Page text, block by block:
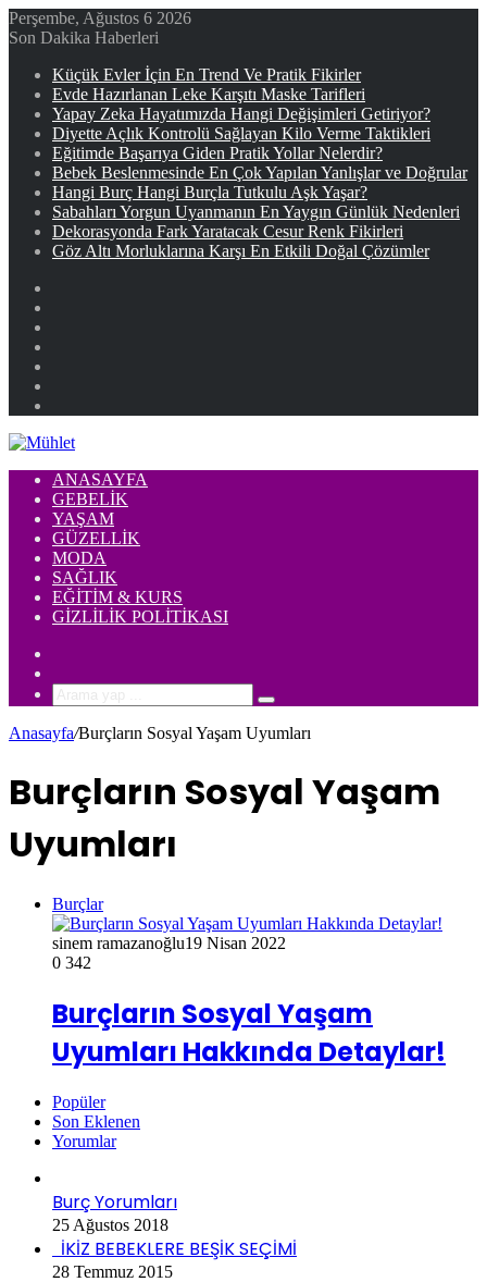
Perşembe, Ağustos 6 2026
Son Dakika Haberleri
Küçük Evler İçin En Trend Ve Pratik Fikirler
Evde Hazırlanan Leke Karşıtı Maske Tarifleri
Yapay Zeka Hayatımızda Hangi Değişimleri Getiriyor?
Diyette Açlık Kontrolü Sağlayan Kilo Verme Taktikleri
Eğitimde Başarıya Giden Pratik Yollar Nelerdir?
Bebek Beslenmesinde En Çok Yapılan Yanlışlar ve Doğrular
Hangi Burç Hangi Burçla Tutkulu Aşk Yaşar?
Sabahları Yorgun Uyanmanın En Yaygın Günlük Nedenleri
Dekorasyonda Fark Yaratacak Cesur Renk Fikirleri
Göz Altı Morluklarına Karşı En Etkili Doğal Çözümler
ANASAYFA
GEBELIK
YAŞAM
GÜZELLIK
MODA
SAĞLIK
EĞITIM & KURS
GIZLILIK POLITIKASI
Arama
...
Anasayfa/Burçların Sosyal Yaşam Uyumları
Burçların Sosyal Yaşam
Uyumları
Burçlar
sinem ramazanoğlu19 Nisan 2022
0 342
Burçların Sosyal Yaşam
Uyumları Hakkında Detaylar!
Popüler
Son Eklenen
Yorumlar
Burç Yorumları
25 Ağustos 2018
İKİZ BEBEKLERE BEŞİK SEÇİMİ
28 Temmuz 2015